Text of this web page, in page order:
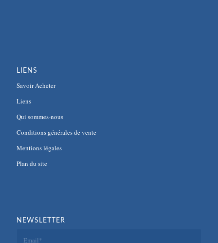
LIENS
Savoir Acheter
Liens
Qui sommes-nous
Conditions générales de vente
Mentions légales
Plan du site
NEWSLETTER